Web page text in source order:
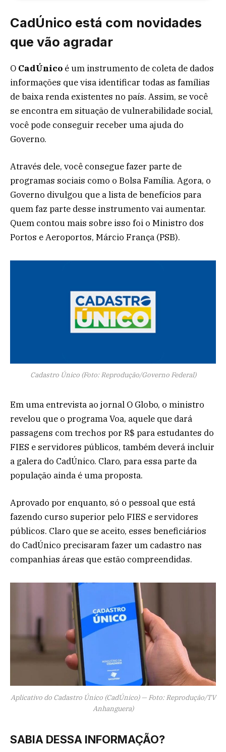
CadÚnico está com novidades
que vão agradar
O CadÚnico é um instrumento de coleta de dados
informações que visa identificar todas as famílias
de baixa renda existentes no país. Assim, se você
se encontra em situação de vulnerabilidade social,
você pode conseguir receber uma ajuda do
Governo.
Através dele, você consegue fazer parte de
programas sociais como o Bolsa Família. Agora, o
Governo divulgou que a lista de benefícios para
quem faz parte desse instrumento vai aumentar.
Quem contou mais sobre isso foi o Ministro dos
Portos e Aeroportos, Márcio França (PSB).
Cadastro Único (Foto: Reprodução/Governo Federal)
Em uma entrevista ao jornal O Globo, o ministro
revelou que o programa Voa, aquele que dará
passagens com trechos por R$ para estudantes do
FIES e servidores públicos, também deverá incluir
a galera do CadÚnico. Claro, para essa parte da
população ainda é uma proposta.
Aprovado por enquanto, só o pessoal que está
fazendo curso superior pelo FIES e servidores
públicos. Claro que se aceito, esses beneficiários
do CadÚnico precisaram fazer um cadastro nas
companhias áreas que estão compreendidas.
Aplicativo do Cadastro Único (CadÚnico) — Foto: Reprodução/TV
Anhanguera)
SABIA DESSA INFORMAÇÃO?